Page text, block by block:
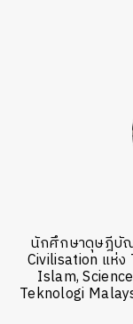
นักศึกษาดุษฎีบัณ
Civilisation แห่
Islam,
Teknologi